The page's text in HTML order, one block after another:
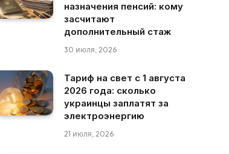
назначения пенсий: кому
засчитают
дополнительный стаж
30 июля, 2026
Тариф на свет с 1 августа
2026 года: сколько
украинцы заплатят за
электроэнергию
21 июля, 2026